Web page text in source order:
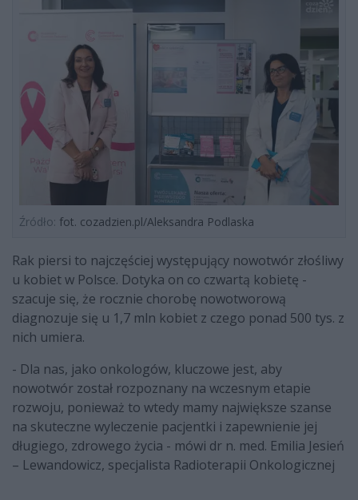
Źródło: fot. cozadzien.pl/Aleksandra Podlaska
Rak piersi to najczęściej występujący nowotwór złośliwy
u kobiet w Polsce. Dotyka on co czwartą kobietę -
szacuje się, że rocznie chorobę nowotworową
diagnozuje się u 1,7 mln kobiet z czego ponad 500 tys. z
nich umiera.
- Dla nas, jako onkologów, kluczowe jest, aby
nowotwór został rozpoznany na wczesnym etapie
rozwoju, ponieważ to wtedy mamy największe szanse
na skuteczne wyleczenie pacjentki i zapewnienie jej
długiego, zdrowego życia - mówi dr n. med. Emilia Jesień
– Lewandowicz, specjalista Radioterapii Onkologicznej